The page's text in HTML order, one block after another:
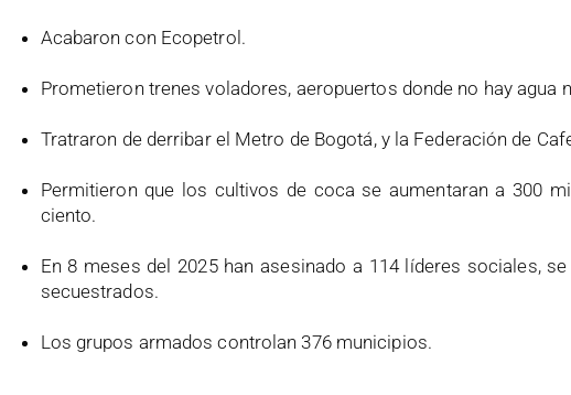
Acabaron con Ecopetrol.
Prometieron trenes voladores, aeropuertos donde no hay agua
Tratraron de derribar el Metro de Bogotá, y la Federación de
Permitieron que los cultivos de coca se aumentaran a 300
ciento.
En 8 meses del 2025 han asesinado a 114 líderes sociales,
secuestrados.
Los grupos armados controlan 376 municipios.